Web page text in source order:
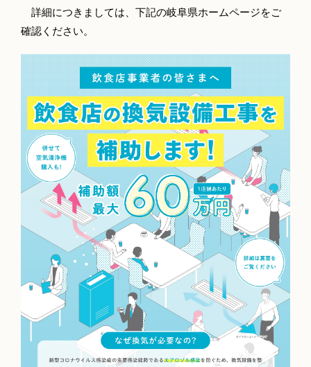
詳細につきましては、下記の岐阜県ホームページをご
確認ください。